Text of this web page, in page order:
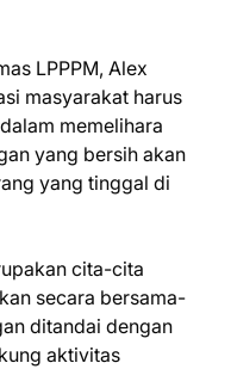
LPPPM, Alex
masyarakat harus
memelihara
yang bersih akan
yang tinggal di
cita-cita
secara bersama-
ditandai dengan
aktivitas